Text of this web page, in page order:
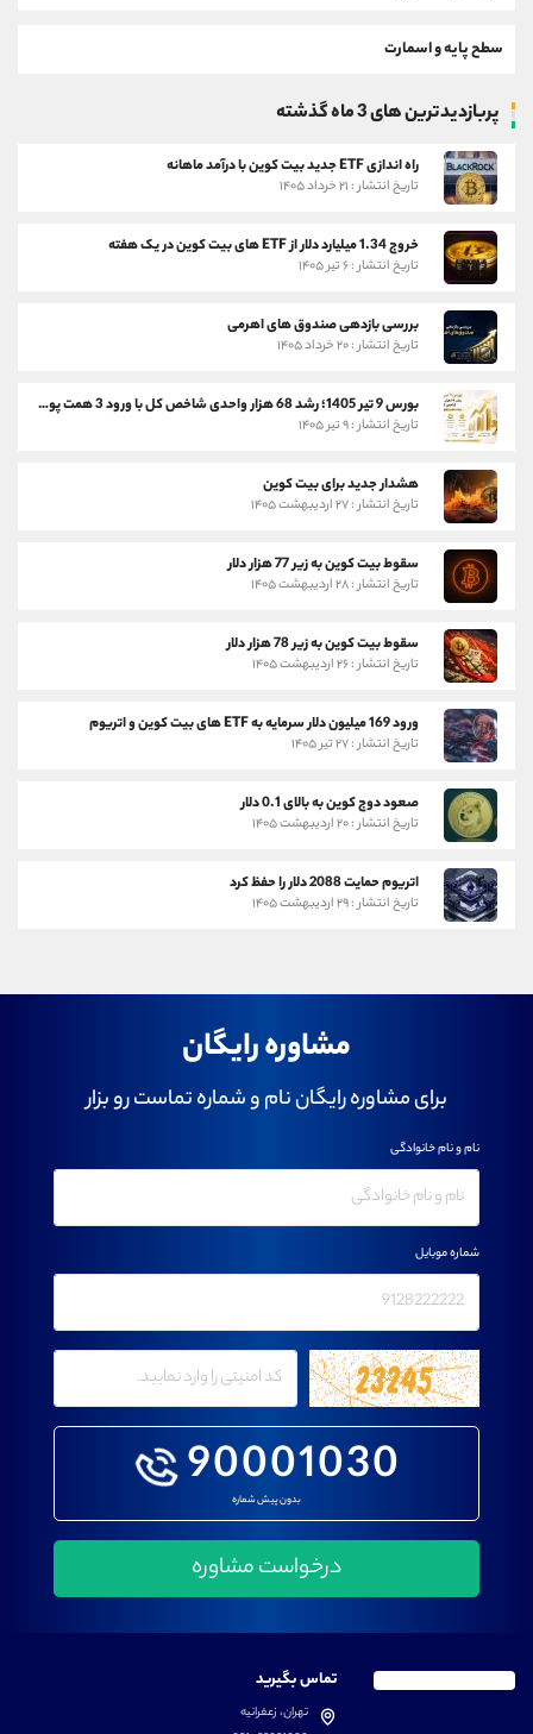
سطح پایه و اسمارت
پربازدیدترین های 3 ماه گذشته
راه اندازی ETF جدید بیت کوین با درآمد ماهانه
تاریخ انتشار : ۲۱ خرداد ۱۴۰۵
خروج 1.34 میلیارد دلار از ETF های بیت کوین در یک هفته
تاریخ انتشار : ۶ تیر ۱۴۰۵
بررسی بازدهی صندوق های اهرمی
تاریخ انتشار : ۲۰ خرداد ۱۴۰۵
بورس 9 تیر 1405؛ رشد 68 هزار واحدی شاخص کل با ورود 3 همت پول حقیقی
تاریخ انتشار : ۹ تیر ۱۴۰۵
هشدار جدید برای بیت کوین
تاریخ انتشار : ۲۷ اردیبهشت ۱۴۰۵
سقوط بیت کوین به زیر 77 هزار دلار
تاریخ انتشار : ۲۸ اردیبهشت ۱۴۰۵
سقوط بیت کوین به زیر 78 هزار دلار
تاریخ انتشار : ۲۶ اردیبهشت ۱۴۰۵
ورود 169 میلیون دلار سرمایه به ETF های بیت کوین و اتریوم
تاریخ انتشار : ۲۷ تیر ۱۴۰۵
صعود دوج کوین به بالای 0.1 دلار
تاریخ انتشار : ۲۰ اردیبهشت ۱۴۰۵
اتریوم حمایت 2088 دلار را حفظ کرد
تاریخ انتشار : ۲۹ اردیبهشت ۱۴۰۵
مشاوره رایگان
برای مشاوره رایگان نام و شماره تماست رو بزار
90001030
بدون پیش شماره
نام و نام خانوادگی
شماره موبایل
تماس بگیرید
تهران، زعفرانیه